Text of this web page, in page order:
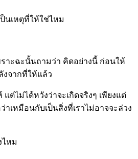
นเหตุที่ให้ใช่ไหม
าะฉะนั้นถามว่า คิดอย่างนี้ ก่อนให้
งจากที่ให้แล้ว
ต่ไม่ได้หวังว่าจะเกิดจริงๆ เพียงแต่
าเหมือนกับเป็นสิ่งที่เราไม่อาจจะล่วง
ไหม